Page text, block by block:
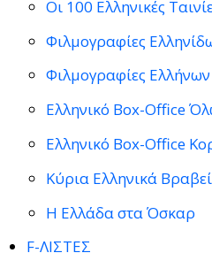
Οι 100 Ελληνικές
Φιλμογραφίες
Φιλμογραφίες
Ελληνικό Box-Office
Ελληνικό Box-Office
Κύρια Ελληνικά
Η Ελλάδα στα Όσκαρ
F-ΛΙΣΤΕΣ